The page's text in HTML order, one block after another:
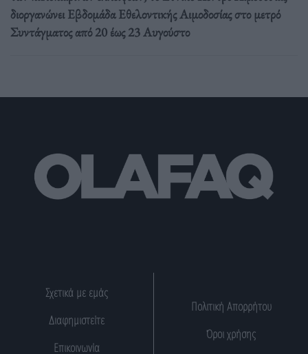
διοργανώνει Εβδομάδα Εθελοντικής Αιμοδοσίας στο μετρό
Συντάγματος από 20 έως 23 Αυγούστο
Σχετικά με εμάς
Διαφημιστείτε
Επικοινωνία
Πολιτική Απορρήτου
Όροι χρήσης